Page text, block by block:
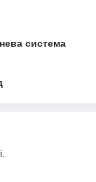
система